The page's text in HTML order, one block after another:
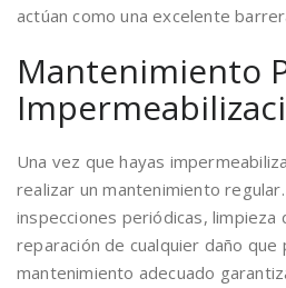
actúan como una excelente
Mantenimiento
Una vez que hayas
realizar un mantenimiento
inspecciones periódicas, limpieza
reparación de cualquier daño que
mantenimiento adecuado